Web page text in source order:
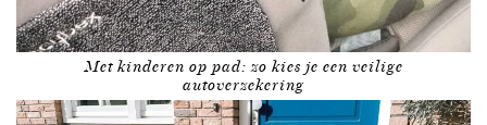
Met kinderen op pad: zo kies je een veilige
autoverzekering